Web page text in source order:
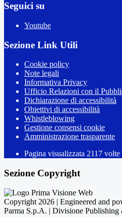
Seguici su
Youtube
Sezione Link Utili
Cookie policy
Note legali
Informativa Privacy
Ufficio Relazioni con il
Dichiarazione di accessibilità
Obiettivi di accessibilità
Whistleblowing
Gestione consensi cookie
Amministrazione trasparente
Pagina visualizzata 2117 volte
Sezione Copyright
Copyright 2026 | Engineered and
Parma S.p.A. | Divisione